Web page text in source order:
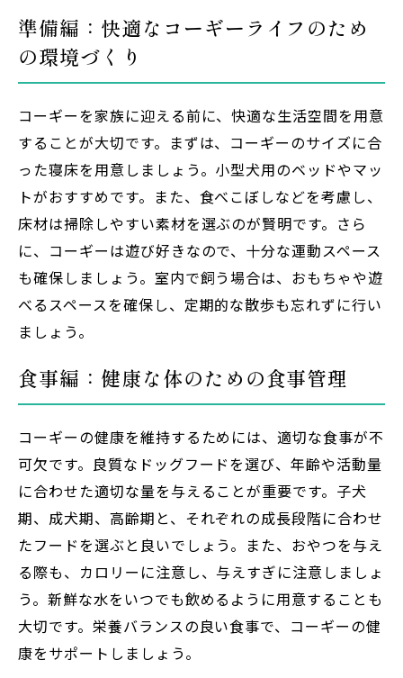
準備編：快適なコーギーライフのため
の環境づくり
コーギーを家族に迎える前に、快適な生活空間を用意
することが大切です。まずは、コーギーのサイズに合
った寝床を用意しましょう。小型犬用のベッドやマッ
トがおすすめです。また、食べこぼしなどを考慮し、
床材は掃除しやすい素材を選ぶのが賢明です。さら
に、コーギーは遊び好きなので、十分な運動スペース
も確保しましょう。室内で飼う場合は、おもちゃや遊
べるスペースを確保し、定期的な散歩も忘れずに行い
ましょう。
食事編：健康な体のための食事管理
コーギーの健康を維持するためには、適切な食事が不
可欠です。良質なドッグフードを選び、年齢や活動量
に合わせた適切な量を与えることが重要です。子犬
期、成犬期、高齢期と、それぞれの成長段階に合わせ
たフードを選ぶと良いでしょう。また、おやつを与え
る際も、カロリーに注意し、与えすぎに注意しましょ
う。新鮮な水をいつでも飲めるように用意することも
大切です。栄養バランスの良い食事で、コーギーの健
康をサポートしましょう。